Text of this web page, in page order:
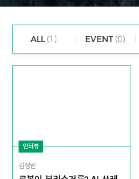
ALL (1) EVENT (0)
인터뷰
김정빈